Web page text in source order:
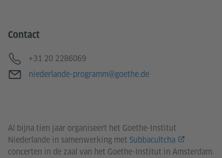
Al bijna tien jaar organiseert het Goethe-Institut
Niederlande in samenwerking met Subbacultcha
concerten in de zaal van het Goethe-Institut in Amsterdam.
Contact
Telefoon
+31 20 2286069
E-Mail
niederlande-programm@goethe.de